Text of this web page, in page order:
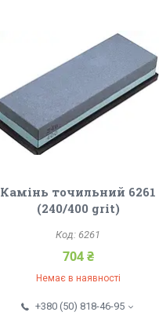
Камінь точильний 6261
(240/400 grit)
6261
704 ₴
Немає в наявності
+380 (50) 818-46-95